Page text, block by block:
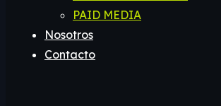
PAID MEDIA
Nosotros
Contacto